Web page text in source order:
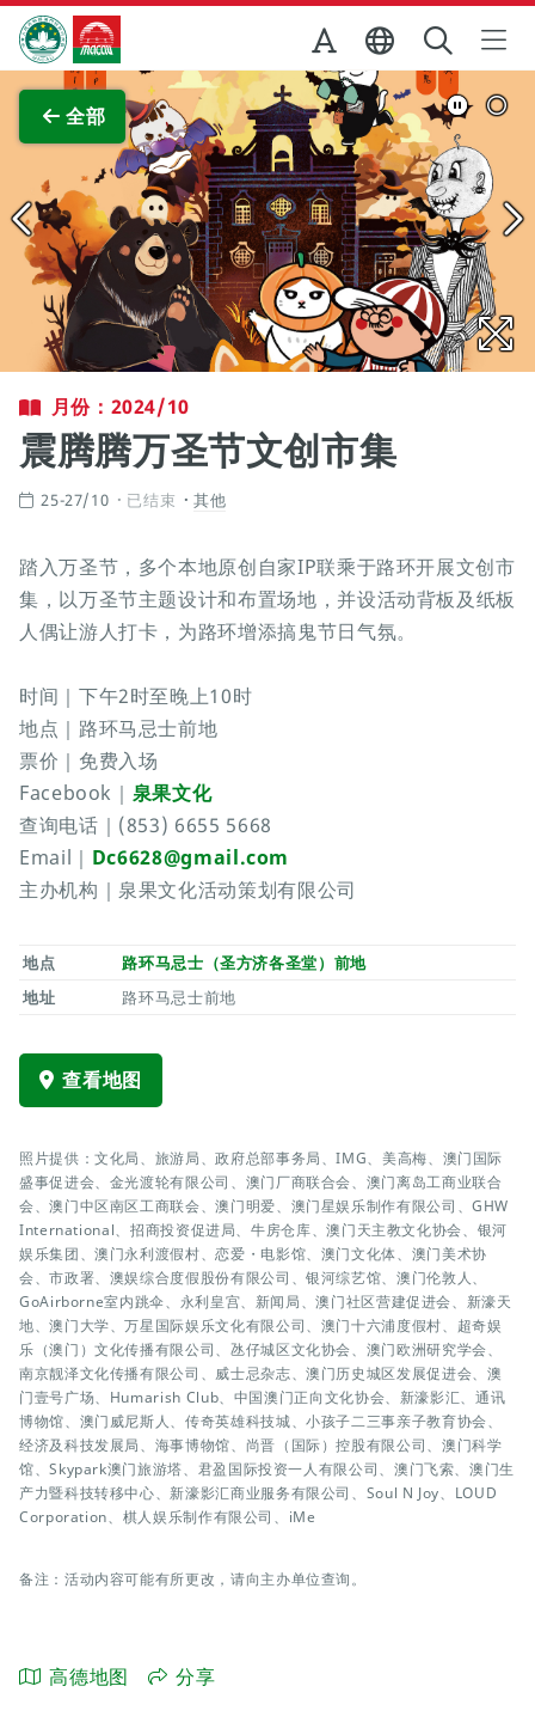
跳至主内容
澳门特别行政区政府旅游局
全部
查看原图
月份：2024/10
震腾腾万圣节文创市集
25-27/10 已结束 其他
踏入万圣节，多个本地原创自家IP联乘于路环开展文创市
集，以万圣节主题设计和布置场地，并设活动背板及纸板
人偶让游人打卡，为路环增添搞鬼节日气氛。
时间｜下午2时至晚上10时
地点｜路环马忌士前地
票价｜免费入场
Facebook｜ 泉果文化
查询电话｜(853) 6655 5668
Email｜ Dc6628@gmail.com
主办机构｜泉果文化活动策划有限公司
地点
路环马忌士（圣方济各圣堂）前地
地址
路环马忌士前地
查看地图
照片提供：文化局、旅游局、政府总部事务局、IMG、美高梅、澳门国际
盛事促进会、金光渡轮有限公司、澳门厂商联合会、澳门离岛工商业联合
会、澳门中区南区工商联会、澳门明爱、澳门星娱乐制作有限公司、GHW
International、招商投资促进局、牛房仓库、澳门天主教文化协会、银河
娱乐集团、澳门永利渡假村、恋爱・电影馆、澳门文化体、澳门美术协
会、市政署、澳娱综合度假股份有限公司、银河综艺馆、澳门伦敦人、
GoAirborne室内跳伞、永利皇宫、新闻局、澳门社区营建促进会、新濠天
地、澳门大学、万星国际娱乐文化有限公司、澳门十六浦度假村、超奇娱
乐（澳门）文化传播有限公司、氹仔城区文化协会、澳门欧洲研究学会、
南京靓泽文化传播有限公司、威士忌杂志、澳门历史城区发展促进会、澳
门壹号广场、Humarish Club、中国澳门正向文化协会、新濠影汇、通讯
博物馆、澳门威尼斯人、传奇英雄科技城、小孩子二三事亲子教育协会、
经济及科技发展局、海事博物馆、尚晋（国际）控股有限公司、澳门科学
馆、Skypark澳门旅游塔、君盈国际投资一人有限公司、澳门飞索、澳门生
产力暨科技转移中心、新濠影汇商业服务有限公司、Soul N Joy、LOUD
Corporation、棋人娱乐制作有限公司、iMe
备注：活动内容可能有所更改，请向主办单位查询。
高德地图 分享